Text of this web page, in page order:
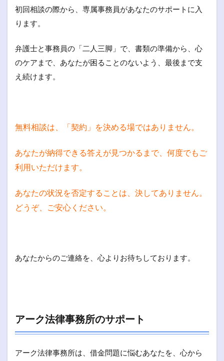
初回相談の際から、専属事務員があなたのサポートに入
ります。
弁護士と事務員の「二人三脚」で、書類の準備から、心
のケアまで、あなたが困ることのないよう、最後まで支
え続けます。
無料相談は、「契約」を決める場ではありません。
あなたが納得できる答えが見つかるまで、何度でもご
利用いただけます。
あなたの状況を否定することは、決してありません。
どうぞ、ご安心ください。
あなたからのご連絡を、心よりお待ちしております。
アーク法律事務所のサポート
アーク法律事務所は、借金問題に悩むあなたを、心から